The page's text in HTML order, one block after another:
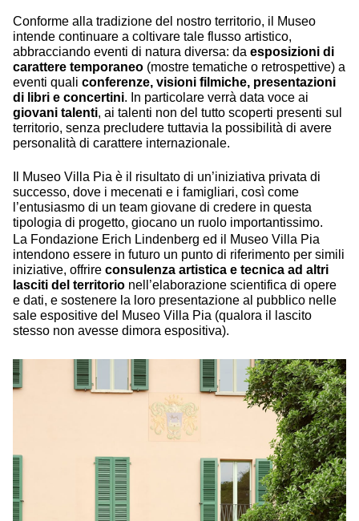
Conforme alla tradizione del nostro territorio, il Museo
intende continuare a coltivare tale flusso artistico,
abbracciando eventi di natura diversa: da esposizioni di
carattere temporaneo (mostre tematiche o retrospettive) a
eventi quali conferenze, visioni filmiche, presentazioni
di libri e concertini. In particolare verrà data voce ai
giovani talenti, ai talenti non del tutto scoperti presenti sul
territorio, senza precludere tuttavia la possibilità di avere
personalità di carattere internazionale.
Il Museo Villa Pia è il risultato di un’iniziativa privata di
successo, dove i mecenati e i famigliari, così come
l’entusiasmo di un team giovane di credere in questa
tipologia di progetto, giocano un ruolo importantissimo.
La Fondazione Erich Lindenberg ed il Museo Villa Pia
intendono essere in futuro un punto di riferimento per simili
iniziative, offrire consulenza artistica e tecnica ad altri
lasciti del territorio nell’elaborazione scientifica di opere
e dati, e sostenere la loro presentazione al pubblico nelle
sale espositive del Museo Villa Pia (qualora il lascito
stesso non avesse dimora espositiva).